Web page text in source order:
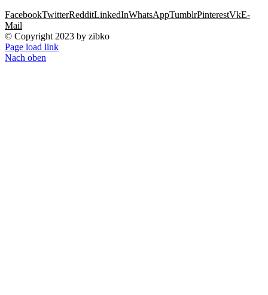
FacebookTwitterRedditLinkedInWhatsAppTumblrPinterestVkE-
Mail
© Copyright 2023 by zibko
Page load link
Nach oben